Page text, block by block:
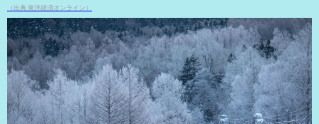
（出典 東洋経済オンライン）